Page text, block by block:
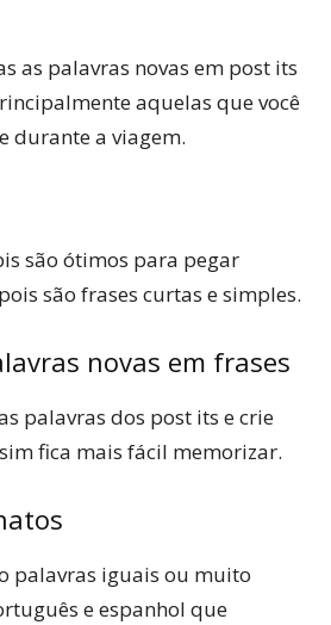
as palavras novas em post its
aquelas que você
durante a viagem.
são ótimos para pegar
são frases curtas e simples.
novas em frases
palavras dos post its e crie
fica mais fácil memorizar.
palavras iguais ou muito
e espanhol que